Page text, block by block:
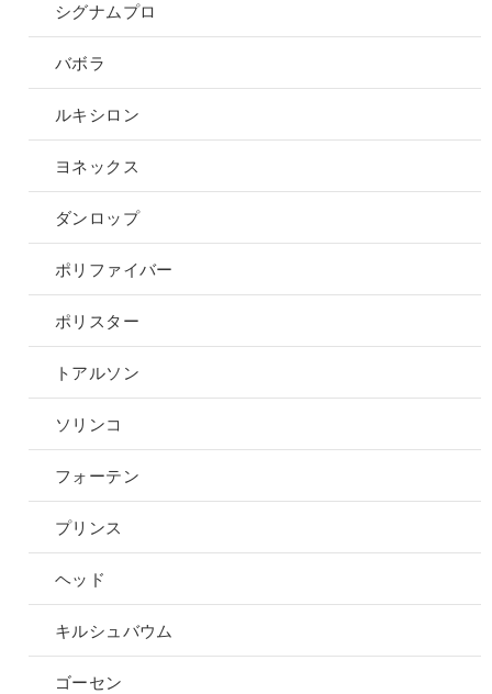
シグナムプロ
バボラ
ルキシロン
ヨネックス
ダンロップ
ポリファイバー
ポリスター
トアルソン
ソリンコ
フォーテン
プリンス
ヘッド
キルシュバウム
ゴーセン